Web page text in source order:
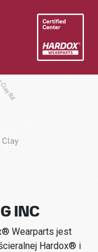
INC
Wearparts jest
Hardox® i